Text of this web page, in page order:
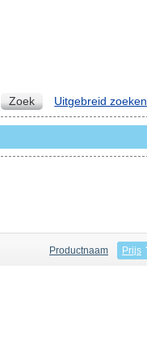
Productnaam Prijs
Zoek Uitgebreid zoeken